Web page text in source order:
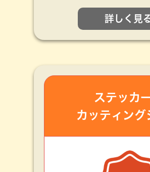
詳しく見
ステッカ
カッティング